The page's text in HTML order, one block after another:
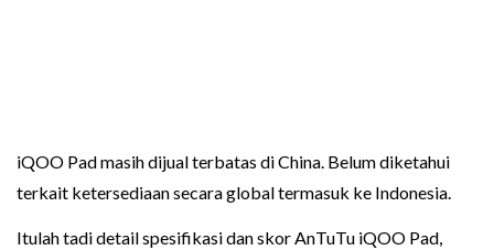
iQOO Pad masih dijual terbatas di China. Belum diketahui
terkait ketersediaan secara global termasuk ke Indonesia.
Itulah tadi detail spesifikasi dan skor AnTuTu iQOO Pad,